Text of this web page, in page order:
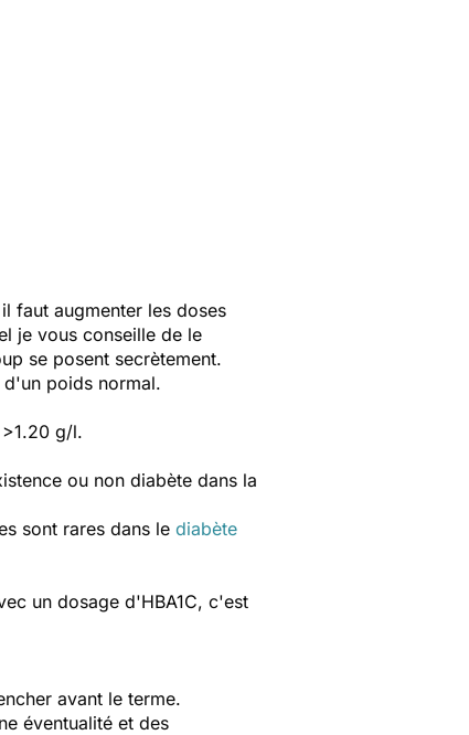
faut augmenter les doses
je vous conseille de le
se posent secrètement.
poids normal.
g/l.
ou non diabète dans la
sont rares dans le diabète
un dosage d'HBA1C, c'est
avant le terme.
éventualité et des